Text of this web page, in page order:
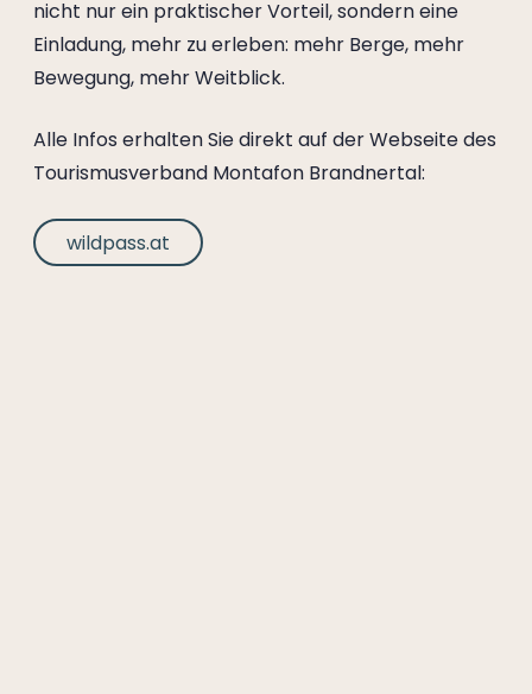
--
nicht nur ein praktischer Vorteil, sondern eine
Einladung, mehr zu erleben: mehr Berge, mehr
Bewegung, mehr Weitblick.
Alle Infos erhalten Sie direkt auf der Webseite des
Tourismusverband Montafon Brandnertal:
wildpass.at